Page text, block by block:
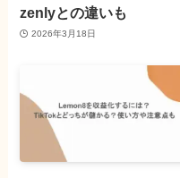
zenlyとの違いも
2026年3月18日